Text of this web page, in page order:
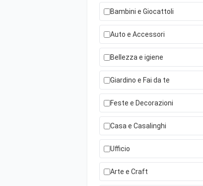
Bambini e Giocattoli
Auto e Accessori
Bellezza e igiene
Giardino e Fai da te
Feste e Decorazioni
Casa e Casalinghi
Ufficio
Arte e Craft